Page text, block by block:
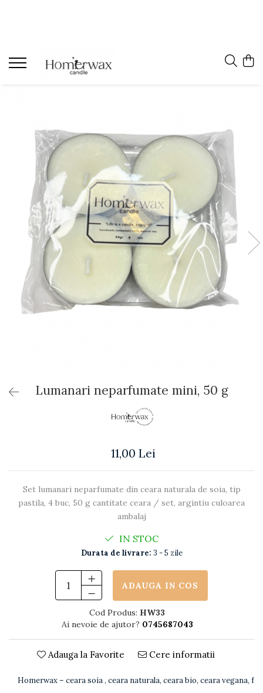
Lumanari neparfumate mini, 50 g
11,00 Lei
Set lumanari neparfumate din ceara naturala de soia, tip
pastila, 4 buc, 50 g cantitate ceara / set, argintiu culoarea
ambalaj
IN STOC
Durata de livrare: 3 - 5 zile
ADAUGA IN COS
Cod Produs: HW33
Ai nevoie de ajutor? 0745687043
Adauga la Favorite Cere informatii
Homerwax – ceara soia , ceara naturala, ceara bio, ceara